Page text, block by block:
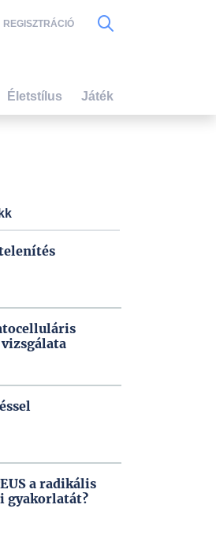
a radikális
gyakorlatát?
REGISZTRÁCIÓ
Életstílus Játék